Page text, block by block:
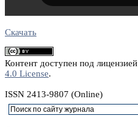
Скачать
Контент доступен под лицензией
4.0 License.
ISSN 2413-9807 (Online)